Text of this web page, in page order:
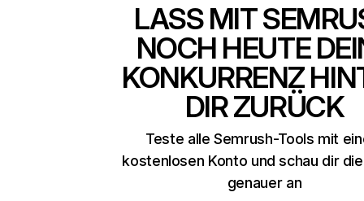
LASS MIT
NOCH HEUTE
KONKURRENZ
DIR ZURÜCK
Teste alle Semrush-Tools mit
kostenlosen Konto und schau dir
genauer an